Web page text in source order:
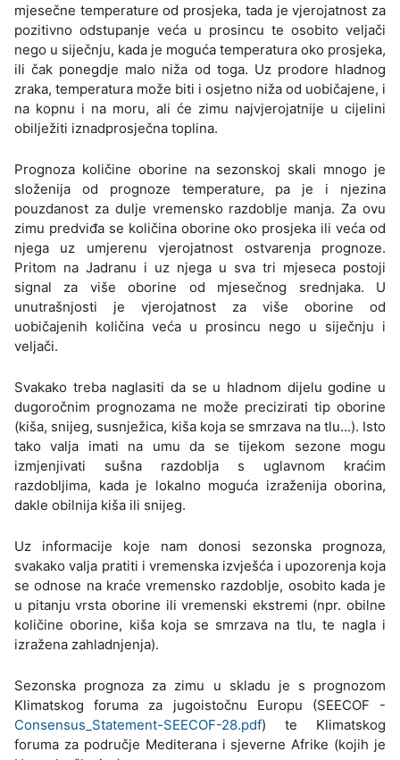
mjesečne temperature od prosjeka, tada je vjerojatnost za
pozitivno odstupanje veća u prosincu te osobito veljači
nego u siječnju, kada je moguća temperatura oko prosjeka,
ili čak ponegdje malo niža od toga. Uz prodore hladnog
zraka, temperatura može biti i osjetno niža od uobičajene, i
na kopnu i na moru, ali će zimu najvjerojatnije u cijelini
obilježiti iznadprosječna toplina.
Prognoza količine oborine na sezonskoj skali mnogo je
složenija od prognoze temperature, pa je i njezina
pouzdanost za dulje vremensko razdoblje manja. Za ovu
zimu predviđa se količina oborine oko prosjeka ili veća od
njega uz umjerenu vjerojatnost ostvarenja prognoze.
Pritom na Jadranu i uz njega u sva tri mjeseca postoji
signal za više oborine od mjesečnog srednjaka. U
unutrašnjosti je vjerojatnost za više oborine od
uobičajenih količina veća u prosincu nego u siječnju i
veljači.
Svakako treba naglasiti da se u hladnom dijelu godine u
dugoročnim prognozama ne može precizirati tip oborine
(kiša, snijeg, susnježica, kiša koja se smrzava na tlu...). Isto
tako valja imati na umu da se tijekom sezone mogu
izmjenjivati sušna razdoblja s uglavnom kraćim
razdobljima, kada je lokalno moguća izraženija oborina,
dakle obilnija kiša ili snijeg.
Uz informacije koje nam donosi sezonska prognoza,
svakako valja pratiti i vremenska izvješća i upozorenja koja
se odnose na kraće vremensko razdoblje, osobito kada je
u pitanju vrsta oborine ili vremenski ekstremi (npr. obilne
količine oborine, kiša koja se smrzava na tlu, te nagla i
izražena zahladnjenja).
Sezonska prognoza za zimu u skladu je s prognozom
Klimatskog foruma za jugoistočnu Europu (SEECOF -
Consensus_Statement-SEECOF-28.pdf) te Klimatskog
foruma za područje Mediterana i sjeverne Afrike (kojih je